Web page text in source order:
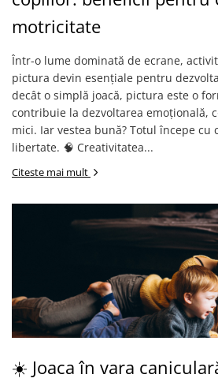
Alfabet si matematica
Jocuri de memorie si inteligenta
Seria Lectia de sanatate
Editura Litera
Editura Galaxia Copiilor
Colectia PIXI
Pisicile Războinice
Colectia Pia Papadia
Colectia Micul Paianjen Firicel
Atlase Enciclopedii
Marea carte
motricitate
Într-o lume dominată de ecrane,
pictura devin esențiale pentru
decât o simplă joacă, pictura este o
contribuie la dezvoltarea emoțională,
mici. Iar vestea bună? Totul începe cu
libertate. 🧠 Creativitatea...
Citeste mai mult
☀️ Joaca în vara